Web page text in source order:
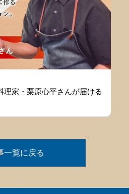
理家・栗原心平さんが届ける
一覧に戻る